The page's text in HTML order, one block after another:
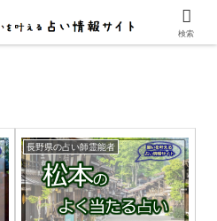
い師・霊能者を紹介しています。
長野県の占い師霊能者
検索